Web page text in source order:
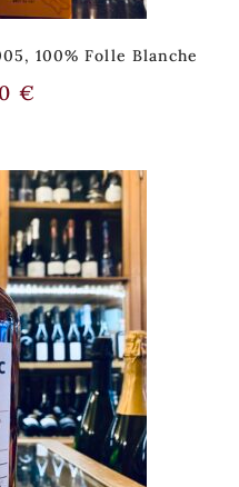
100% Folle Blanche
€